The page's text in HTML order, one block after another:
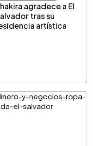
agradece a El
tras su
artística